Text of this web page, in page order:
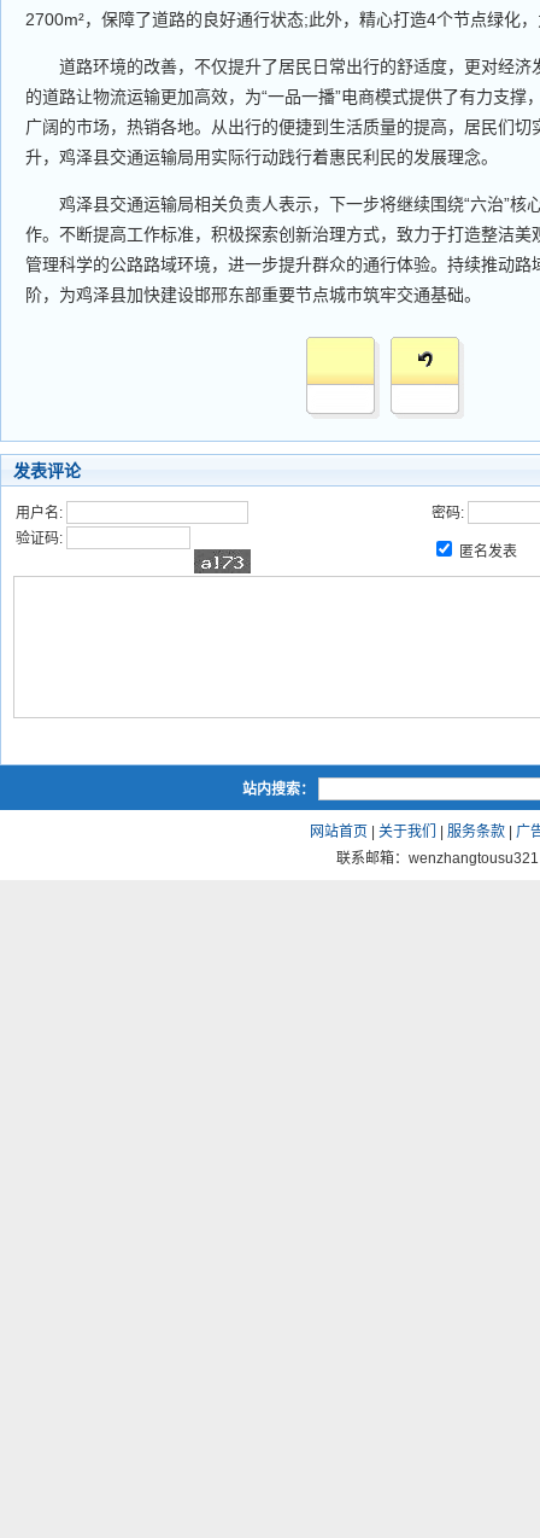
2700m²，保障了道路的良好通行状态;此外，精心打造4个节点绿化
道路环境的改善，不仅提升了居民日常出行的舒适度，更对经济
的道路让物流运输更加高效，为“一品一播”电商模式提供了有力支撑
广阔的市场，热销各地。从出行的便捷到生活质量的提高，居民们切
升，鸡泽县交通运输局用实际行动践行着惠民利民的发展理念。
鸡泽县交通运输局相关负责人表示，下一步将继续围绕“六治”核
作。不断提高工作标准，积极探索创新治理方式，致力于打造整洁美
管理科学的公路路域环境，进一步提升群众的通行体验。持续推动路
阶，为鸡泽县加快建设邯邢东部重要节点城市筑牢交通基础。
发表评论
用户名:
密码:
验证码:
匿名发表
站内搜索：
网站首页 关于我们 服务条款
广
联系邮箱：